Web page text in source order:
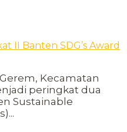
Kecamatan
peringkat dua
Sustainable